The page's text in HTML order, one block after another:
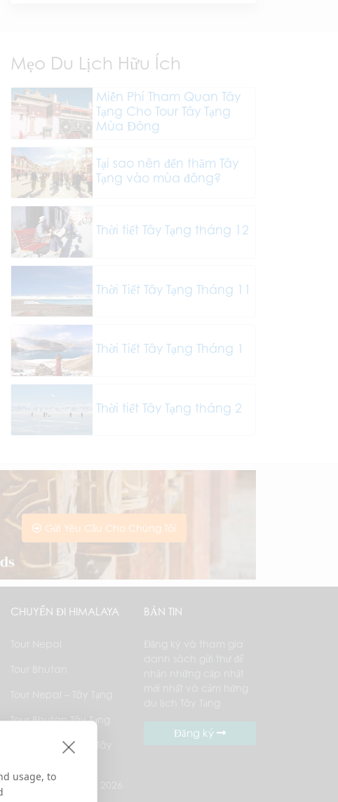
usage, to
Mẹo Du Lịch Hữu Ích
Miễn Phí Tham Quan Tây
Tạng Cho Tour Tây Tạng
Mùa Đông
Tại sao nên đến thăm Tây
Tạng vào mùa đông?
Thời tiết Tây Tạng tháng 12
Thời Tiết Tây Tạng Tháng 11
Thời Tiết Tây Tạng Tháng 1
Thời tiết Tây Tạng tháng 2
Gửi Yêu Cầu Cho Chúng Tôi
CHUYẾN ĐI HIMALAYA
Tour Bhutan Tây Tạng
Bhutan – Nepal – Tây
Hành trình Kailash 2026
BẢN TIN
Đăng ký